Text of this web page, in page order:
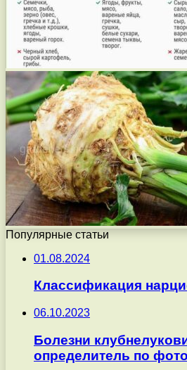
Популярные статьи
01.08.2024
Классификация
06.10.2023
Болезни
определитель по фото